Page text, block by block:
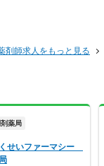
剤師求人をもっと見る
薬局
せいファーマシー